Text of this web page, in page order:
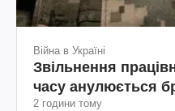
Війна в Україні
Звільнення
часу анулюється
2 години тому